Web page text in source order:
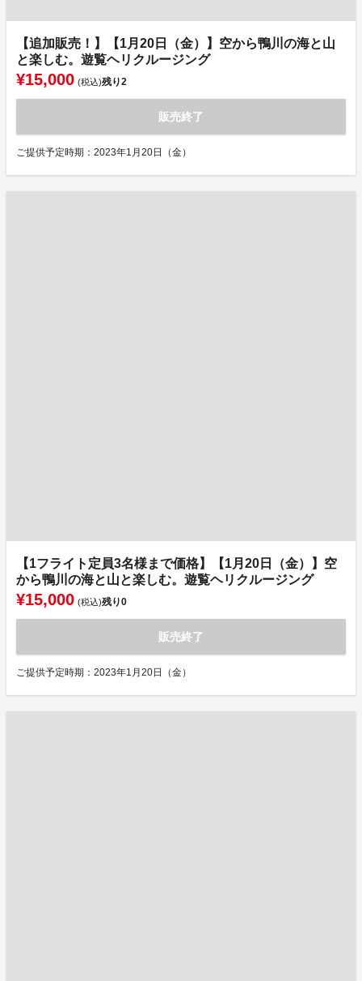
【追加販売！】【1月20日（金）】空から鴨川の海と山
と楽しむ。遊覧ヘリクルージング
¥15,000 (税込)残り2
販売終了
ご提供予定時期：2023年1月20日（金）
【1フライト定員3名様まで価格】【1月20日（金）】空
から鴨川の海と山と楽しむ。遊覧ヘリクルージング
¥15,000 (税込)残り0
販売終了
ご提供予定時期：2023年1月20日（金）